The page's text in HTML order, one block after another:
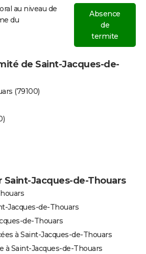
au niveau de
du
Absence
de
termite
de Saint-Jacques-de-
(79100)
Saint-Jacques-de-Thouars
Jacques-de-Thouars
de-Thouars
à Saint-Jacques-de-Thouars
à Saint-Jacques-de-Thouars